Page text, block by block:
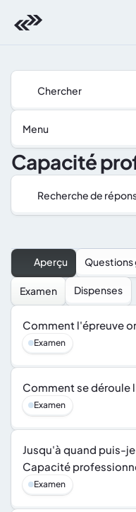
Menu
Chercher
Capacité
Recherche de
Aperçu Questions
Examen Dispenses
Comment l'épreuve
Examen
Comment se déroule
Examen
Jusqu'à quand puis-
Capacité
Examen